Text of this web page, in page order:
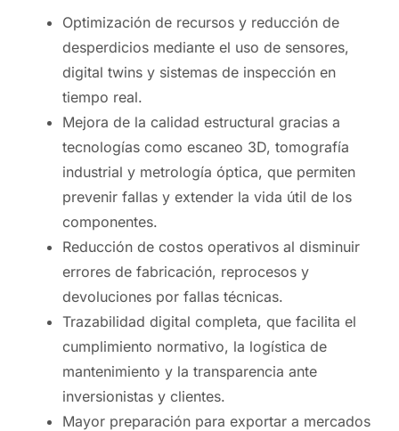
Optimización de recursos y reducción de
desperdicios mediante el uso de sensores,
digital twins y sistemas de inspección en
tiempo real.
Mejora de la calidad estructural gracias a
tecnologías como escaneo 3D, tomografía
industrial y metrología óptica, que permiten
prevenir fallas y extender la vida útil de los
componentes.
Reducción de costos operativos al disminuir
errores de fabricación, reprocesos y
devoluciones por fallas técnicas.
Trazabilidad digital completa, que facilita el
cumplimiento normativo, la logística de
mantenimiento y la transparencia ante
inversionistas y clientes.
Mayor preparación para exportar a mercados